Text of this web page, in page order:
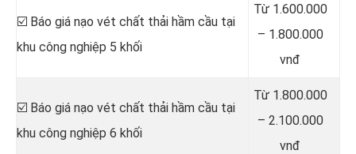
☑️ Báo giá nạo vét chất thải hầm cầu tại
khu công nghiệp 5 khối
Từ 1.600.000
– 1.800.000
vnđ
☑️ Báo giá nạo vét chất thải hầm cầu tại
khu công nghiệp 6 khối
Từ 1.800.000
– 2.100.000
vnđ